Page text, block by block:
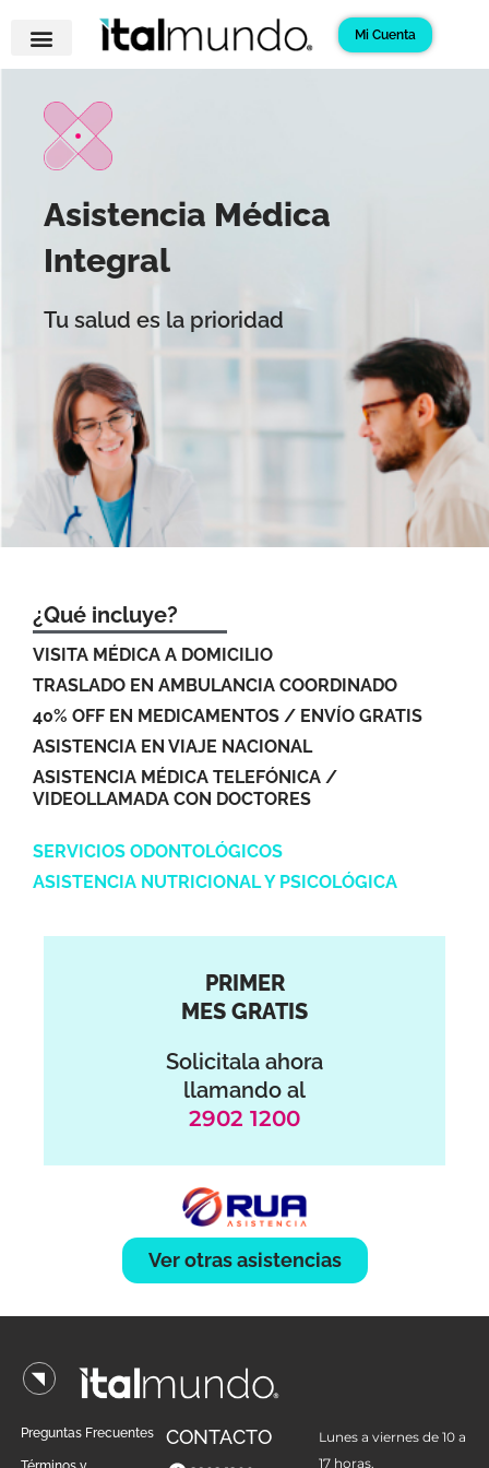
Mi Cuenta
Asistencia Médica
Integral
Tu salud es la prioridad
¿Qué incluye?
VISITA MÉDICA A DOMICILIO
TRASLADO EN AMBULANCIA COORDINADO
40% OFF EN MEDICAMENTOS / ENVÍO GRATIS
ASISTENCIA EN VIAJE NACIONAL
ASISTENCIA MÉDICA TELEFÓNICA /
VIDEOLLAMADA CON DOCTORES
SERVICIOS ODONTOLÓGICOS
ASISTENCIA NUTRICIONAL Y PSICOLÓGICA
PRIMER
MES GRATIS
Solicitala ahora
llamando al
2902 1200
Ver otras asistencias
Preguntas Frecuentes CONTACTO
Lunes a viernes de 10 a
17 horas.